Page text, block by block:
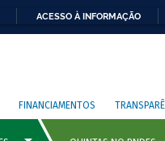
ACESSO À INFORMAÇÃO
FINANCIAMENTOS